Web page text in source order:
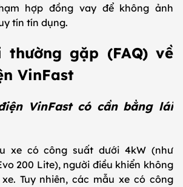
hợp đồng vay để không ảnh
tín tín dụng.
thường gặp (FAQ) về
VinFast
VinFast có cần bằng lái
xe có công suất dưới 4kW (như
200 Lite), người điều khiển không
Tuy nhiên, các mẫu xe có công